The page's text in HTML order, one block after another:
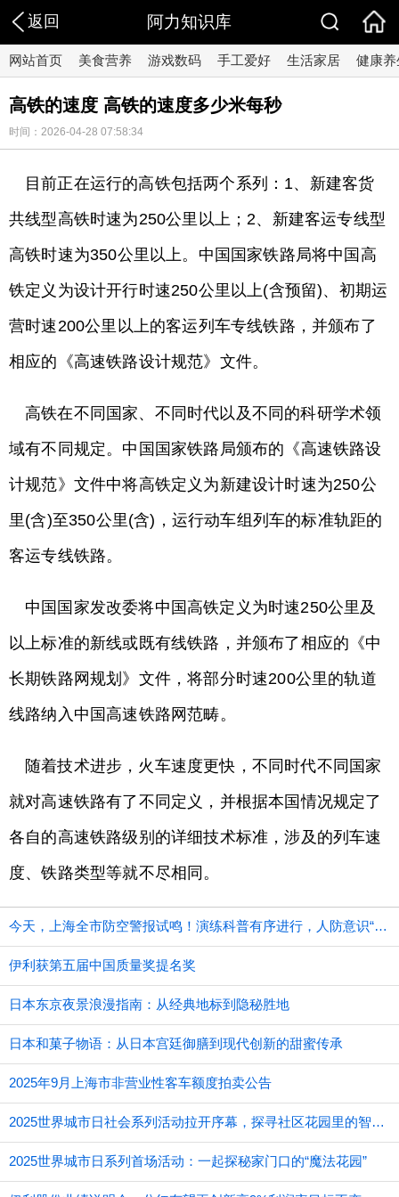
返回 阿力知识库
网站首页 美食营养 游戏数码 手工爱好 生活家居 健康养
高铁的速度 高铁的速度多少米每秒
时间：2026-04-28 07:58:34
目前正在运行的高铁包括两个系列：1、新建客货
共线型高铁时速为250公里以上；2、新建客运专线型
高铁时速为350公里以上。中国国家铁路局将中国高
铁定义为设计开行时速250公里以上(含预留)、初期运
营时速200公里以上的客运列车专线铁路，并颁布了
相应的《高速铁路设计规范》文件。
高铁在不同国家、不同时代以及不同的科研学术领
域有不同规定。中国国家铁路局颁布的《高速铁路设
计规范》文件中将高铁定义为新建设计时速为250公
里(含)至350公里(含)，运行动车组列车的标准轨距的
客运专线铁路。
中国国家发改委将中国高铁定义为时速250公里及
以上标准的新线或既有线铁路，并颁布了相应的《中
长期铁路网规划》文件，将部分时速200公里的轨道
线路纳入中国高速铁路网范畴。
随着技术进步，火车速度更快，不同时代不同国家
就对高速铁路有了不同定义，并根据本国情况规定了
各自的高速铁路级别的详细技术标准，涉及的列车速
度、铁路类型等就不尽相同。
今天，上海全市防空警报试鸣！演练科普有序进行，人防意识“声入人心”
伊利获第五届中国质量奖提名奖
日本东京夜景浪漫指南：从经典地标到隐秘胜地
日本和菓子物语：从日本宫廷御膳到现代创新的甜蜜传承
2025年9月上海市非营业性客车额度拍卖公告
2025世界城市日社会系列活动拉开序幕，探寻社区花园里的智慧应用
2025世界城市日系列首场活动：一起探秘家门口的“魔法花园”